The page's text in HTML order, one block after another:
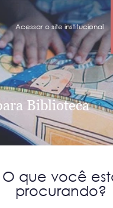
Acessar o site institucional
Biblioteca
O que você
procurando?